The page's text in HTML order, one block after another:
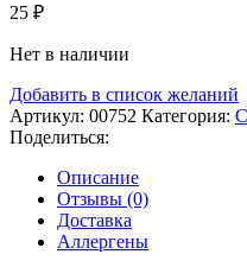
25 ₽
Нет в наличии
Добавить в список желаний
Артикул: 00752 Категория:
Поделиться:
Описание
Отзывы (0)
Доставка
Аллергены